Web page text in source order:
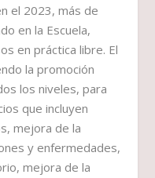
el 2023, más de
en la Escuela,
en práctica libre. El
la promoción
los niveles, para
que incluyen
mejora de la
y enfermedades,
mejora de la